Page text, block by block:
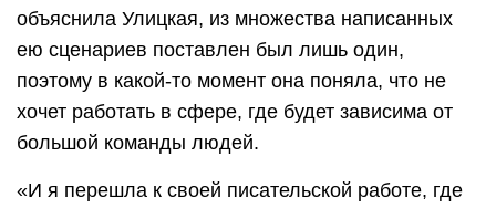
объяснила Улицкая, из множества написанных
ею сценариев поставлен был лишь один,
поэтому в какой-то момент она поняла, что не
хочет работать в сфере, где будет зависима от
большой команды людей.
«И я перешла к своей писательской работе, где